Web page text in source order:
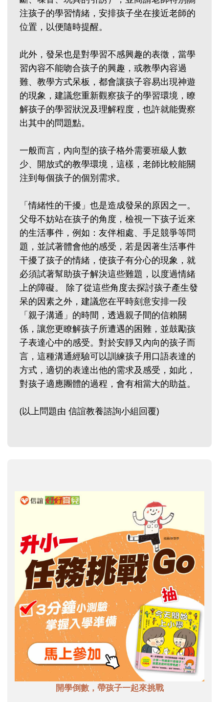
注孩子的學習情緒，安排孩子坐在接近老師的
位置，以便隨時提醒。
此外，發呆也是對學習不感興趣的表徵，當學
習內容不能吻合孩子的興趣，或教學內容過
難、教學方式呆板，都會讓孩子容易出現神遊
的現象，建議您重新觀察孩子的學習環境，瞭
解孩子的學習狀況及理解程度，也許就能覺察
出其中的問題點。
一般而言，內向型的孩子格外需要班級人數
少、開放式的教學環境，這樣，老師比較能關
注到每個孩子的個別需求。
「情緒性的干擾」也是造成發呆的原因之一。
父母不妨站在孩子的角度，檢視一下孩子近來
的生活事件，例如：友伴相處、手足競爭等問
題，並試著體會他的感受，若是因著生活事件
干擾了孩子的情緒，使孩子有分心的現象，就
必須試著幫助孩子解決這些難題，以度過情緒
上的障礙。 除了從這些角度去探討孩子產生發
呆的因素之外，建議您在平時刻意安排一段
「親子溝通」的時間，透過親子間的信賴關
係，讓您更瞭解孩子所遭遇的困難，並鼓勵孩
子表達心中的感受。對於安靜又內向的孩子而
言，這種溝通經驗可以訓練孩子用口語表達的
方式，適切的表達出他的需求及感受，如此，
對孩子適應團體的過程，會有相當大的助益。
(以上問題由 信誼教養諮詢小組回覆)
開學倒數，帶孩子一起來挑戰